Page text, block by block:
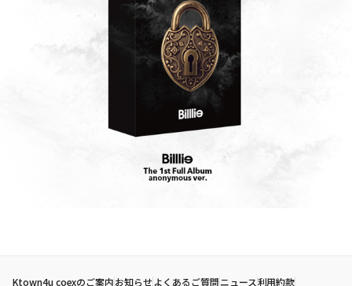
Ktown4u coexのご案内お知らせよくあるご質問ニュース利用約款